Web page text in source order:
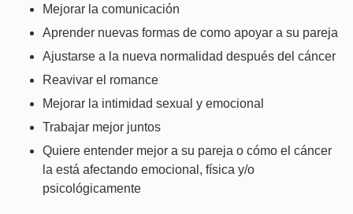
Mejorar la comunicación
Aprender nuevas formas de como apoyar a su pareja
Ajustarse a la nueva normalidad después del cáncer
Reavivar el romance
Mejorar la intimidad sexual y emocional
Trabajar mejor juntos
Quiere entender mejor a su pareja o cómo el cáncer
la está afectando emocional, física y/o
psicológicamente